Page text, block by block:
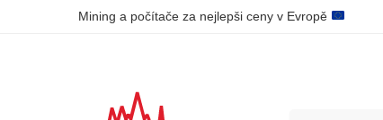
Mining a počítače za nejlepši ceny v Evropě